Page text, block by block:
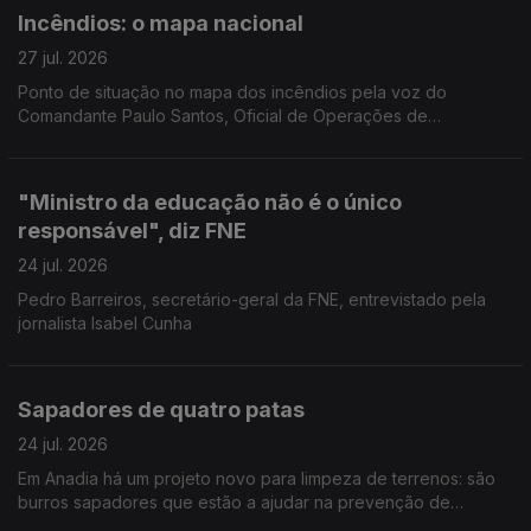
Incêndios: o mapa nacional
27 jul. 2026
Ponto de situação no mapa dos incêndios pela voz do
Comandante Paulo Santos, Oficial de Operações de
"Ministro da educação não é o único
responsável", diz FNE
24 jul. 2026
Pedro Barreiros, secretário-geral da FNE, entrevistado pela
jornalista Isabel Cunha
Sapadores de quatro patas
24 jul. 2026
Em Anadia há um projeto novo para limpeza de terrenos: são
burros sapadores que estão a ajudar na prevenção de